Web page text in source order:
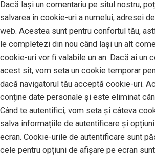
Dacă lași un comentariu pe situl nostru,
salvarea în cookie-uri a numelui, adresei
web. Acestea sunt pentru confortul tău,
le completezi din nou când lași un alt
cookie-uri vor fi valabile un an. Dacă ai un
acest sit, vom seta un cookie temporar
dacă navigatorul tău acceptă cookie-uri.
conține date personale și este eliminat
Când te autentifici, vom seta și câteva
salva informațiile de autentificare și
ecran. Cookie-urile de autentificare sunt
cele pentru opțiuni de afișare pe ecran